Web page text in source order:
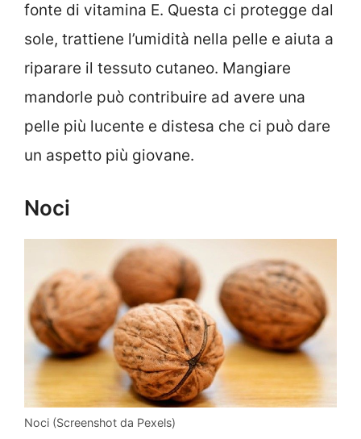
fonte di vitamina E. Questa ci protegge dal
sole, trattiene l’umidità nella pelle e aiuta a
riparare il tessuto cutaneo. Mangiare
mandorle può contribuire ad avere una
pelle più lucente e distesa che ci può dare
un aspetto più giovane.
Noci
Noci (Screenshot da Pexels)